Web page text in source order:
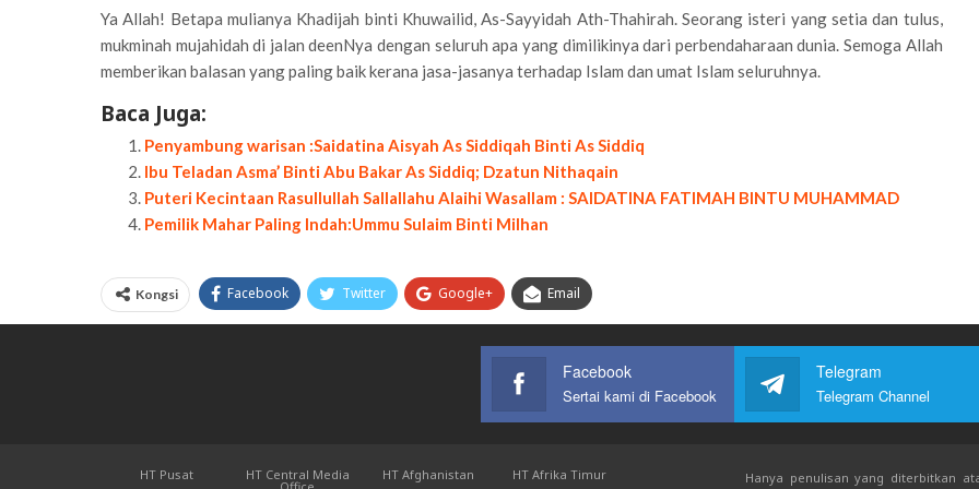
Ya Allah! Betapa mulianya Khadijah binti Khuwailid, As-Sayyidah Ath-Thahirah. Seorang isteri yang setia dan tulus,
mukminah mujahidah di jalan deenNya dengan seluruh apa yang dimilikinya dari perbendaharaan dunia. Semoga Allah
memberikan balasan yang paling baik kerana jasa-jasanya terhadap Islam dan umat Islam seluruhnya.
Baca Juga:
Penyambung warisan :Saidatina Aisyah As Siddiqah Binti As Siddiq
Ibu Teladan Asma’ Binti Abu Bakar As Siddiq; Dzatun Nithaqain
Puteri Kecintaan Rasullullah Sallallahu Alaihi Wasallam : SAIDATINA FATIMAH BINTU MUHAMMAD
Pemilik Mahar Paling Indah:Ummu Sulaim Binti Milhan
Kongsi Facebook Twitter Google+ Email
Facebook
Sertai kami di Facebook
Telegram
Telegram Channel
HT Pusat HT Central Media HT Afghanistan HT Afrika Timur Hanya penulisan yang diterbitkan